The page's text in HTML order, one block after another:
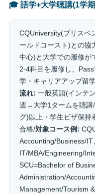
🎓 語学+大学聴講(1学
CQUniversity(ブリスベ
ールドコースト)との協
中心)と大学での履修が
2-4科目を履修し、
学・キャリアアップ留
流れ: 一般英語(インテ
週→大学1タームを聴講/
グ)以上・学生ビザ保持
合格/対象コース例:
Accounting/Business/
IT/MBA/Engineering/
SCU=Bachelor of
Administration/
Management/Tourism